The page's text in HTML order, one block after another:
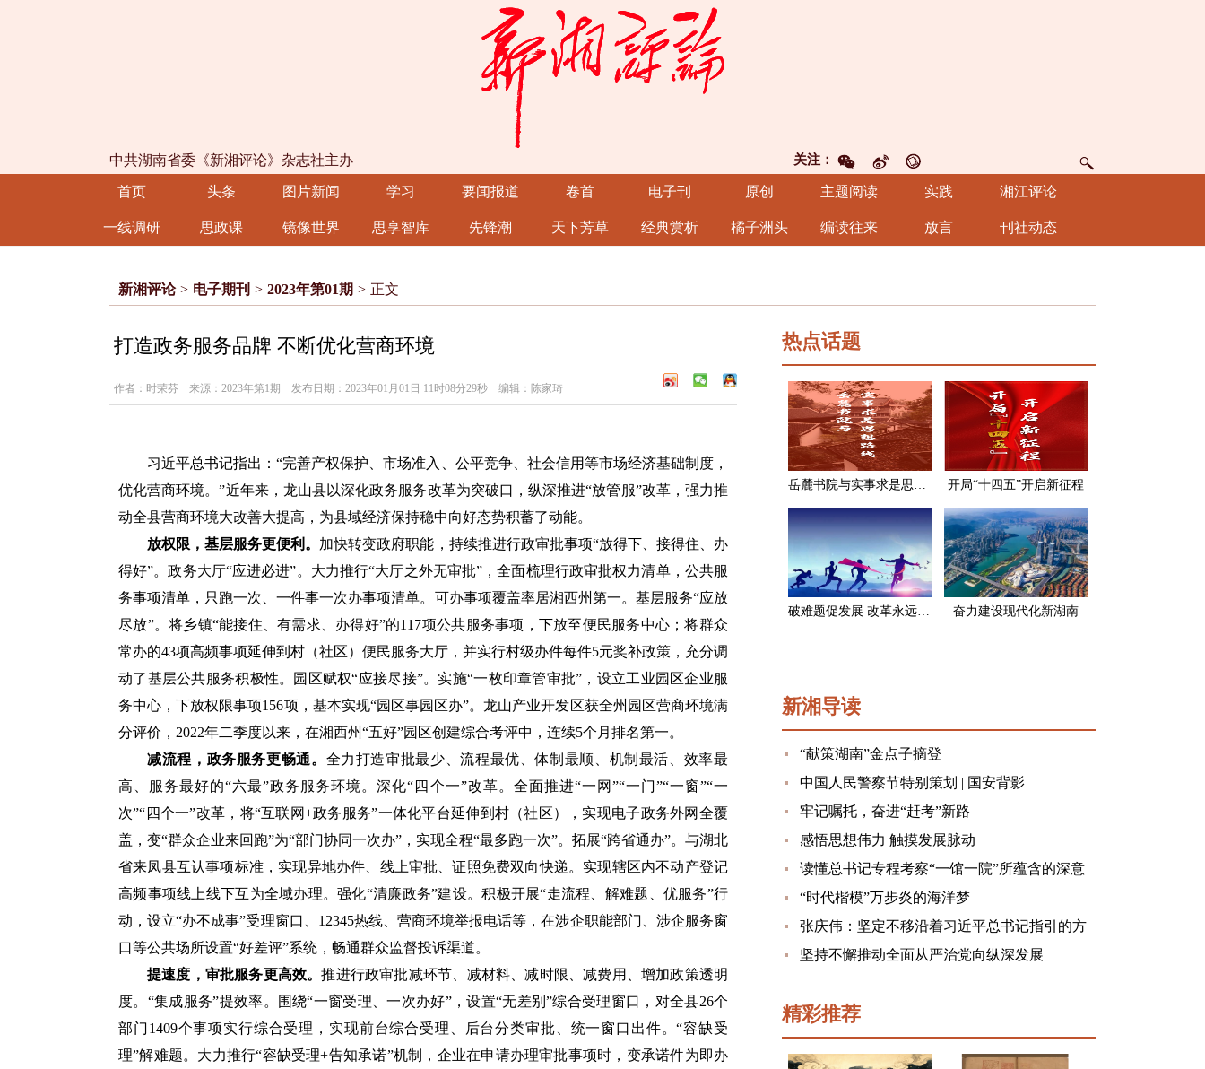
关注：
中共湖南省委《新湘评论》杂志社主办
首页 头条 图片新闻 学习 要闻报道 卷首 电子刊 原创 主题阅读 实践 湘江评论
一线调研 思政课 镜像世界 思享智库 先锋潮 天下芳草 经典赏析 橘子洲头 编读往来 放言 刊社动态
新湘评论 > 电子期刊 > 2023年第01期 > 正文
打造政务服务品牌 不断优化营商环境
作者：时荣芬 来源：2023年第1期 发布日期：2023年01月01日 11时08分29秒 编辑：陈家琦
习近平总书记指出：“完善产权保护、市场准入、公平竞争、社会信用等市场经济基础制度，
优化营商环境。”近年来，龙山县以深化政务服务改革为突破口，纵深推进“放管服”改革，强力推
动全县营商环境大改善大提高，为县域经济保持稳中向好态势积蓄了动能。
放权限，基层服务更便利。 加快转变政府职能，持续推进行政审批事项“放得下、接得住、办
得好”。政务大厅“应进必进”。大力推行“大厅之外无审批”，全面梳理行政审批权力清单，公共服
务事项清单，只跑一次、一件事一次办事项清单。可办事项覆盖率居湘西州第一。基层服务“应放
尽放”。将乡镇“能接住、有需求、办得好”的117项公共服务事项，下放至便民服务中心；将群众
常办的43项高频事项延伸到村（社区）便民服务大厅，并实行村级办件每件5元奖补政策，充分调
动了基层公共服务积极性。园区赋权“应接尽接”。实施“一枚印章管审批”，设立工业园区企业服
务中心，下放权限事项156项，基本实现“园区事园区办”。龙山产业开发区获全州园区营商环境满
分评价，2022年二季度以来，在湘西州“五好”园区创建综合考评中，连续5个月排名第一。
减流程，政务服务更畅通。 全力打造审批最少、流程最优、体制最顺、机制最活、效率最
高、服务最好的“六最”政务服务环境。深化“四个一”改革。全面推进“一网”“一门”“一窗”“一
次”“四个一”改革，将“互联网+政务服务”一体化平台延伸到村（社区），实现电子政务外网全覆
盖，变“群众企业来回跑”为“部门协同一次办”，实现全程“最多跑一次”。拓展“跨省通办”。与湖北
省来凤县互认事项标准，实现异地办件、线上审批、证照免费双向快递。实现辖区内不动产登记
高频事项线上线下互为全域办理。强化“清廉政务”建设。积极开展“走流程、解难题、优服务”行
动，设立“办不成事”受理窗口、12345热线、营商环境举报电话等，在涉企职能部门、涉企服务窗
口等公共场所设置“好差评”系统，畅通群众监督投诉渠道。
提速度，审批服务更高效。推进行政审批减环节、减材料、减时限、减费用、增加政策透明
度。“集成服务”提效率。围绕“一窗受理、一次办好”，设置“无差别”综合受理窗口，对全县26个
部门1409个事项实行综合受理，实现前台综合受理、后台分类审批、统一窗口出件。“容缺受
理”解难题。大力推行“容缺受理+告知承诺”机制，企业在申请办理审批事项时，变承诺件为即办
热点话题
岳麓书院与实事求是思想路线 开局“十四五”开启新征程
破难题促发展 改革永远在路上 奋力建设现代化新湖南
新湘导读
“献策湖南”金点子摘登
中国人民警察节特别策划 | 国安背影
牢记嘱托，奋进“赶考”新路
感悟思想伟力 触摸发展脉动
读懂总书记专程考察“一馆一院”所蕴含的深意
“时代楷模”万步炎的海洋梦
张庆伟：坚定不移沿着习近平总书记指引的方
向前进 凝心聚力奋进新征程建功新时代谱写新
坚持不懈推动全面从严治党向纵深发展
精彩推荐